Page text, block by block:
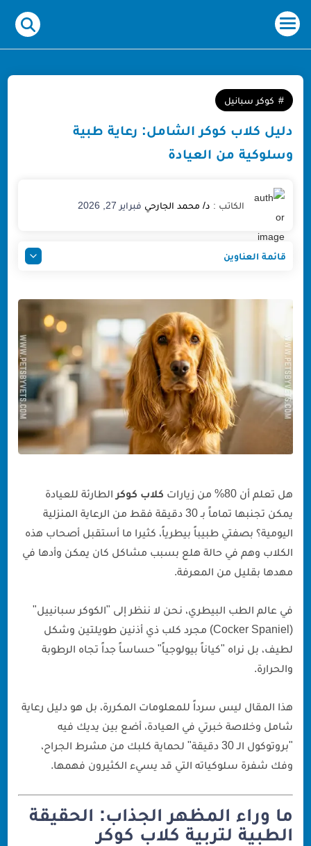
كوكر سبانيل
دليل كلاب كوكر الشامل: رعاية طبية
وسلوكية من العيادة
فبراير 27, 2026
قائمة العناوين
ما معنى كوكر؟ دليلك للتفرقة بين الأصيل والهجين
بروتوكول الـ 30 دقيقة للوقاية من أمراض الكوكر (مصمم
للبيئة الحارة)
2. العناية بالفرو: الوقاية من ضربة الحرارة
ما هو طعام الكلاب الكوكر المناسب لتجنب السمنة؟
التكلفة الحقيقية: كم تبلغ تكلفة امتلاك كلب كوكر؟
هل كلاب كوكر شرسة؟ حلول عملية للنباح والعض
هل تعلم أن 80% من زيارات كلاب كوكر الطارئة للعيادة
يمكن تجنبها تماماً بـ 30 دقيقة فقط من الرعاية المنزلية
اليومية؟ بصفتي طبيباً بيطرياً، كثيرا ما أستقبل أصحاب هذه
الكلاب وهم في حالة هلع بسبب مشاكل كان يمكن وأدها في
مهدها بقليل من المعرفة.
في عالم الطب البيطري، نحن لا ننظر إلى "الكوكر سبانييل"
(Cocker Spaniel) مجرد كلب ذي أذنين طويلتين وشكل
لطيف، بل نراه "كياناً بيولوجياً" حساساً جداً تجاه الرطوبة
والحرارة.
هذا المقال ليس سرداً للمعلومات المكررة، بل هو دليل رعاية
شامل وخلاصة خبرتي في العيادة، أضع بين يديك فيه
"بروتوكول الـ 30 دقيقة" لحماية كلبك من مشرط الجراح،
وفك شفرة سلوكياته التي قد يسيء الكثيرون فهمها.
ما وراء المظهر الجذاب: الحقيقة
الطبية لتربية كلاب كوكر